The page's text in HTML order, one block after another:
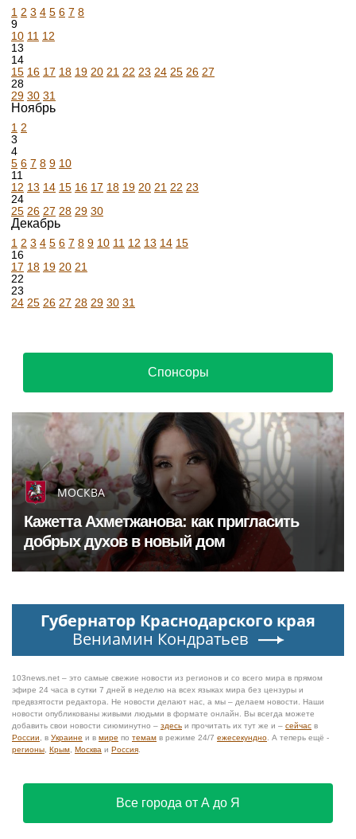
1 2 3 4 5 6 7 8
9
10 11 12
13
14
15 16 17 18 19 20 21 22 23 24 25 26 27
28
29 30 31
Ноябрь
1 2
3
4
5 6 7 8 9 10
11
12 13 14 15 16 17 18 19 20 21 22 23
24
25 26 27 28 29 30
Декабрь
1 2 3 4 5 6 7 8 9 10 11 12 13 14 15
16
17 18 19 20 21
22
23
24 25 26 27 28 29 30 31
Спонсоры
МОСКВА
Кажетта Ахметжанова: как пригласить
добрых духов в новый дом
Губернатор Краснодарского края
Вениамин Кондратьев
103news.net – это самые свежие новости из регионов и со всего мира в прямом
эфире 24 часа в сутки 7 дней в неделю на всех языках мира без цензуры и
предвзятости редактора. Не новости делают нас, а мы – делаем новости. Наши
новости опубликованы живыми людьми в формате онлайн. Вы всегда можете
добавить свои новости сиюминутно – здесь и прочитать их тут же и – сейчас в
России , в Украине и в мире по темам в режиме 24/7 ежесекундно . А теперь ещё -
регионы Крым Москва и Россия
Все города от А до Я